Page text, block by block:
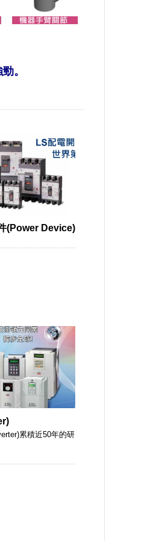
。
(Power Device)
累積近50年的研